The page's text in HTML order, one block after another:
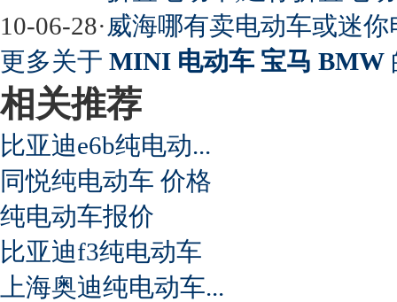
10-06-28·威海哪有卖电动车或迷你
更多关于 MINI 电动车 宝马 BMW
相关推荐
比亚迪e6b纯电动...
同悦纯电动车 价格
纯电动车报价
比亚迪f3纯电动车
上海奥迪纯电动车...